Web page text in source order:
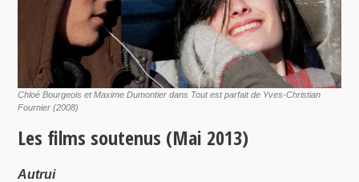
Chloé Bourgeois et Maxime Dumontier dans Tout est parfait de Yves-Christian
Fournier (2008)
Les films soutenus (Mai 2013)
Autrui